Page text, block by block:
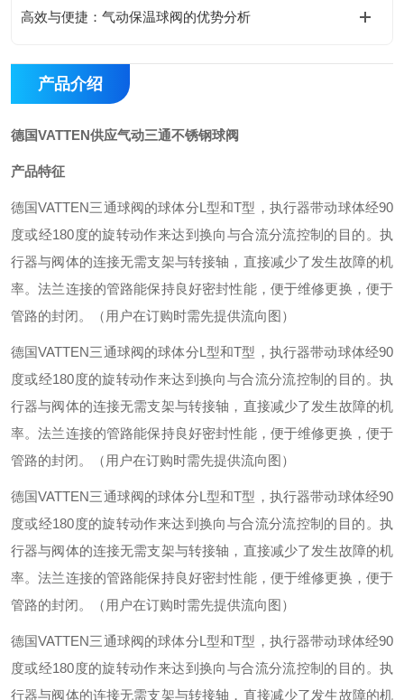
高效与便捷：气动保温球阀的优势分析
产品介绍
德国VATTEN供应气动三通不锈钢球阀
产品特征
德国VATTEN三通球阀的球体分L 型和T型，执行器带动球体经90
度或经180度的旋转动作来达到换向与合流分流控制的目的。执
行器与阀体的连接无需支架与转接轴，直接减少了发生故障的机
率。法兰连接的管路能保持良好密封性能，便于维修更换，便于
管路的封闭。（用户在订购时需先提供流向图）
德国VATTEN三通球阀的球体分L 型和T型，执行器带动球体经90
度或经180度的旋转动作来达到换向与合流分流控制的目的。执
行器与阀体的连接无需支架与转接轴，直接减少了发生故障的机
率。法兰连接的管路能保持良好密封性能，便于维修更换，便于
管路的封闭。（用户在订购时需先提供流向图）
德国VATTEN三通球阀的球体分L 型和T型，执行器带动球体经90
度或经180度的旋转动作来达到换向与合流分流控制的目的。执
行器与阀体的连接无需支架与转接轴，直接减少了发生故障的机
率。法兰连接的管路能保持良好密封性能，便于维修更换，便于
管路的封闭。（用户在订购时需先提供流向图）
德国VATTEN三通球阀的球体分L 型和T型，执行器带动球体经90
度或经180度的旋转动作来达到换向与合流分流控制的目的。执
行器与阀体的连接无需支架与转接轴，直接减少了发生故障的机